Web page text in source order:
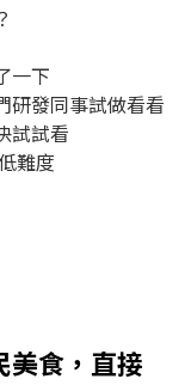
一下
研發同事試做看看
試試看
難度
美食，直接